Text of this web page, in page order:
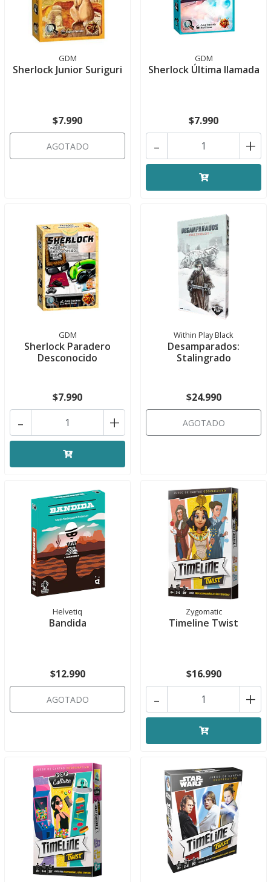
GDM
Sherlock Junior Suriguri
$7.990
AGOTADO
GDM
Sherlock Última llamada
$7.990
+
-
GDM
Sherlock Paradero
Desconocido
$7.990
+
-
Within Play Black
Desamparados:
Stalingrado
$24.990
AGOTADO
Helvetiq
Bandida
$12.990
AGOTADO
Zygomatic
Timeline Twist
$16.990
+
-